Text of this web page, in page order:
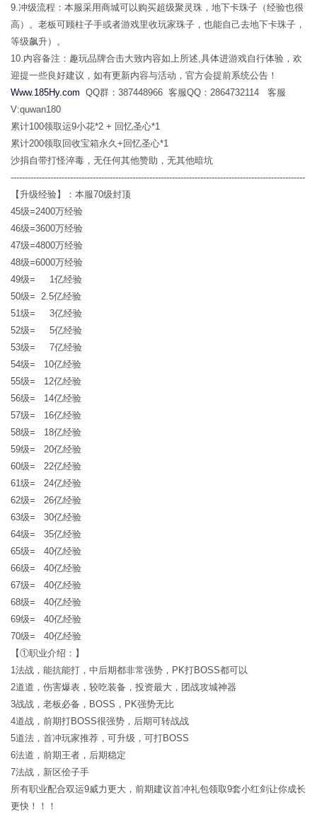
9.冲级流程：本服采用商城可以购买超级聚灵珠，地下卡珠子（经验也很
高）。老板可顾柱子手或者游戏里收玩家珠子，也能自己去地下卡珠子，
等级飙升）。
10.内容备注：趣玩品牌合击大致内容如上所述,具体进游戏自行体验，欢
迎提一些良好建议，如有更新内容与活动，官方会提前系统公告！
Www.185Hy.com QQ群：387448966 客服QQ：2864732114 客服
V:quwan180
累计100领取运9小花*2 + 回忆圣心*1
累计200领取回收宝箱永久+回忆圣心*1
沙捐自带打怪淬毒，无任何其他赞助，无其他暗坑
--------------------------------------------------------------------------------------------------------
【升级经验】：本服70级封顶
45级=2400万经验
46级=3600万经验
47级=4800万经验
48级=6000万经验
49级= 1亿经验
50级= 2.5亿经验
51级= 3亿经验
52级= 5亿经验
53级= 7亿经验
54级= 10亿经验
55级= 12亿经验
56级= 14亿经验
57级= 16亿经验
58级= 18亿经验
59级= 20亿经验
60级= 22亿经验
61级= 24亿经验
62级= 26亿经验
63级= 30亿经验
64级= 35亿经验
65级= 40亿经验
66级= 40亿经验
67级= 40亿经验
68级= 40亿经验
69级= 40亿经验
70级= 40亿经验
【①职业介绍：】
1法战，能抗能打，中后期都非常强势，PK打BOSS都可以
2道道，伤害爆表，较吃装备，投资最大，团战攻城神器
3战战，老板必备，BOSS，PK强势无比
4道战，前期打BOSS很强势，后期可转战战
5道法，首冲玩家推荐，可升级，可打BOSS
6法道，前期王者，后期稳定
7法战，新区侩子手
所有职业配合双运9威力更大，前期建议首冲礼包领取9套小红剑让你成长
更快！！！